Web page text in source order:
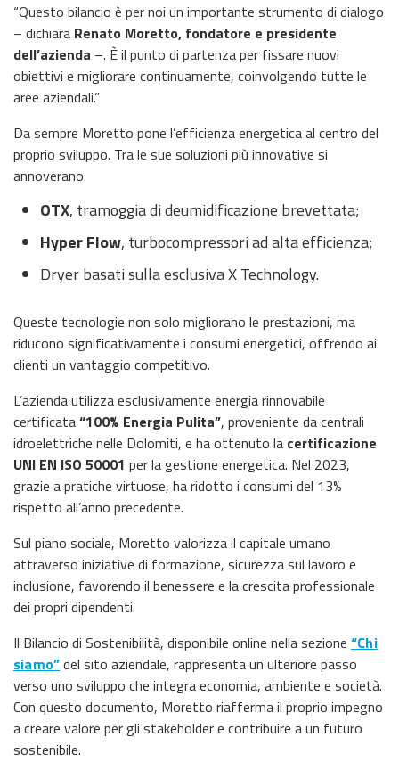
“Questo bilancio è per noi un importante strumento di dialogo
– dichiara Renato Moretto, fondatore e presidente
dell’azienda –. È il punto di partenza per fissare nuovi
obiettivi e migliorare continuamente, coinvolgendo tutte le
aree aziendali.”
Da sempre Moretto pone l’efficienza energetica al centro del
proprio sviluppo. Tra le sue soluzioni più innovative si
annoverano:
OTX, tramoggia di deumidificazione brevettata;
Hyper Flow, turbocompressori ad alta efficienza;
Dryer basati sulla esclusiva X Technology.
Queste tecnologie non solo migliorano le prestazioni, ma
riducono significativamente i consumi energetici, offrendo ai
clienti un vantaggio competitivo.
L’azienda utilizza esclusivamente energia rinnovabile
certificata“100% Energia Pulita”, proveniente da centrali
idroelettriche nelle Dolomiti, e ha ottenuto la certificazione
UNI EN ISO 50001 per la gestione energetica. Nel 2023,
grazie a pratiche virtuose, ha ridotto i consumi del 13%
rispetto all’anno precedente.
Sul piano sociale, Moretto valorizza il capitale umano
attraverso iniziative di formazione, sicurezza sul lavoro e
inclusione, favorendo il benessere e la crescita professionale
dei propri dipendenti.
Il Bilancio di Sostenibilità, disponibile online nella sezione “Chi
siamo”del sito aziendale, rappresenta un ulteriore passo
verso uno sviluppo che integra economia, ambiente e società.
Con questo documento, Moretto riafferma il proprio impegno
a creare valore per gli stakeholder e contribuire a un futuro
sostenibile.